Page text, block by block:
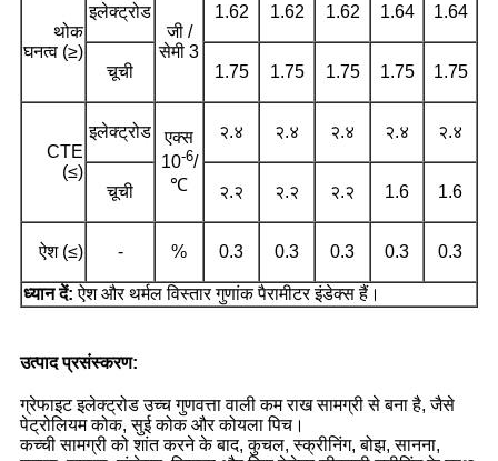
थोक
घनत्व (≥)
इलेक्ट्रोड
जी /
सेमी 3
1.62 1.62 1.62 1.64 1.64
चूची 1.75 1.75 1.75 1.75 1.75
CTE
(≤)
इलेक्ट्रोड
एक्स
10-6/
℃
२.४ २.४ २.४ २.४ २.४
चूची २.२ २.२ २.२ 1.6 1.6
ऐश (≤) - % 0.3 0.3 0.3 0.3 0.3
ध्यान दें: ऐश और थर्मल विस्तार गुणांक पैरामीटर इंडेक्स हैं।
उत्पाद प्रसंस्करण:
ग्रेफाइट इलेक्ट्रोड उच्च गुणवत्ता वाली कम राख सामग्री से बना है, जैसे
पेट्रोलियम कोक, सुई कोक और कोयला पिच।
कच्ची सामग्री को शांत करने के बाद, कुचल, स्क्रीनिंग, बोझ, सानना,